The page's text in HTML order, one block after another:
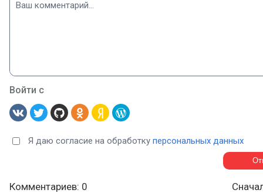
Войти с
Я даю согласие на обработку персональных данных
Комментариев: 0